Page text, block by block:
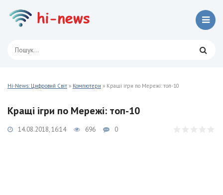
Hi-News: Цифровий Світ » Компютери » Кращі ігри по Мережі: топ-10
Кращі ігри по Мережі: топ-10
14.08.2018, 16:14 696 0